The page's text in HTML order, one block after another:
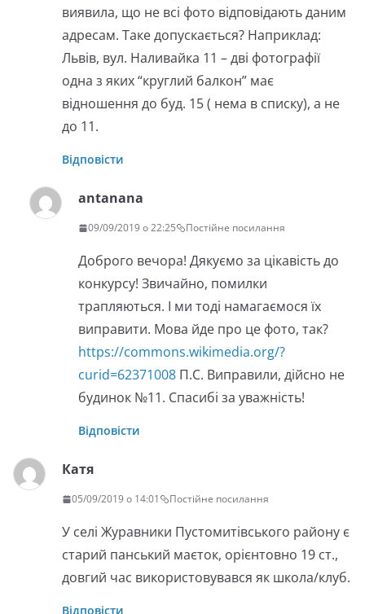
виявила, що не всі фото відповідають даним
адресам. Таке допускається? Наприклад:
Львів, вул. Наливайка 11 – дві фотографії
одна з яких “круглий балкон” має
відношення до буд. 15 ( нема в списку), а не
до 11.
Відповісти
antanana
09/09/2019 о 22:25 Постійне посилання
Доброго вечора! Дякуємо за цікавість до
конкурсу! Звичайно, помилки
трапляються. І ми тоді намагаємося їх
виправити. Мова йде про це фото, так?
https://commons.wikimedia.org/?
curid=62371008 П.С. Виправили, дійсно не
будинок №11. Спасибі за уважність!
Відповісти
Катя
05/09/2019 о 14:01 Постійне посилання
У селі Журавники Пустомитівського району є
старий панський маєток, орієнтовно 19 ст.,
довгий час використовувався як школа/клуб.
Відповісти